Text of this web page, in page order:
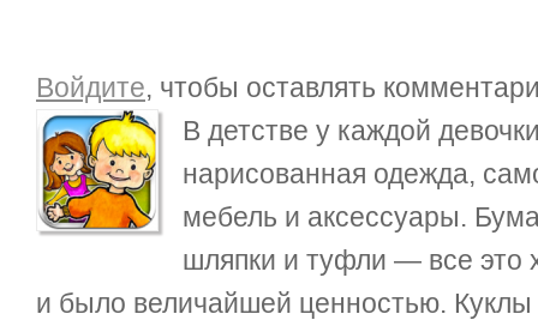
Войдите, чтобы оставлять
В детстве у каждой
нарисованная одежда,
мебель и аксессуары.
шляпки и туфли — все это
и было величайшей ценностью. Куклы